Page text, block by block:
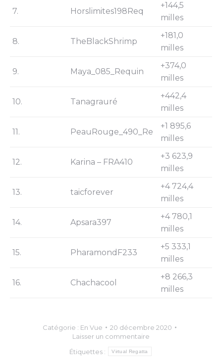
7. Horslimites198Req
+144,5
milles
8. TheBlackShrimp
+181,0
milles
9. Maya_085_Requin
+374,0
milles
10. Tanagrauré
+442,4
milles
11. PeauRouge_490_Re
+1 895,6
milles
12. Karina – FRA410
+3 623,9
milles
13. taicforever
+4 724,4
milles
14. Apsara397
+4 780,1
milles
15. PharamondF233
+5 333,1
milles
16. Chachacool
+8 266,3
milles
Catégorie : En Vue
20 décembre 2020
Laisser un commentaire
Étiquettes :
Virtual Regatta